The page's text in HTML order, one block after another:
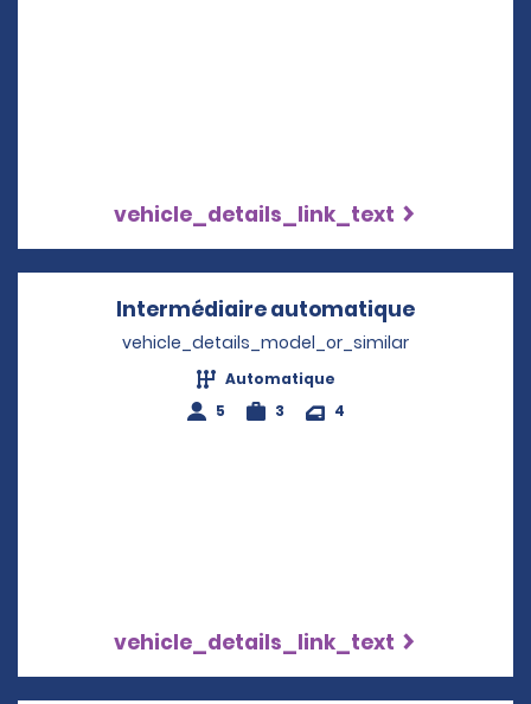
vehicle_details_link_text
Intermédiaire automatique
vehicle_details_model_or_similar
Automatique
5
3 4
vehicle_details_link_text